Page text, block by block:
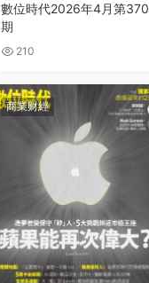
數位時代2026年4月第370
期
210
商業财經